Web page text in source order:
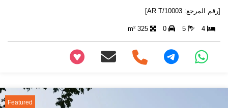
[رقم المرجع: AR T/10003]
4
5
0
325 m²
Featured